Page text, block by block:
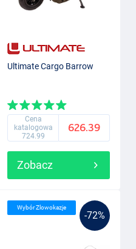
Ultimate Cargo Barrow
Cena
katalogowa
724.99
626.39
Zobacz
-72%
Wybór Zlowokazje